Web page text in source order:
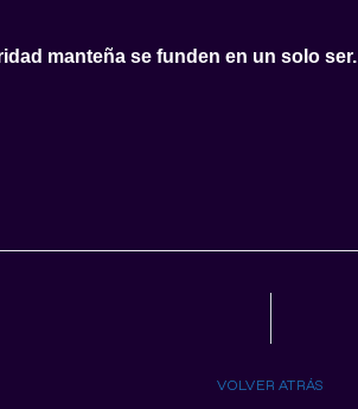
manteña se funden en un solo ser.
VOLVER ATRÁS